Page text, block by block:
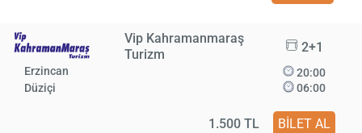
Vip Kahramanmaraş
Turizm
2+1
Erzincan
Düziçi
20:00
06:00
1.500 TL BİLET AL